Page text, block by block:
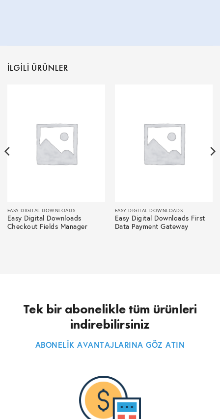
İLGILI ÜRÜNLER
EASY DIGITAL DOWNLOADS
Easy Digital Downloads
Checkout Fields Manager
EASY DIGITAL DOWNLOADS
Easy Digital Downloads First
Data Payment Gateway
Tek bir abonelikle tüm ürünleri
indirebilirsiniz
ABONELİK AVANTAJLARINA GÖZ ATIN